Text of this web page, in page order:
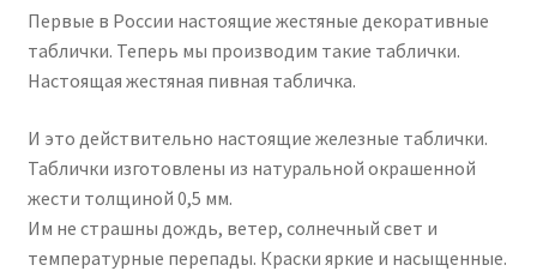
Первые в России настоящие жестяные декоративные
таблички. Теперь мы производим такие таблички.
Настоящая жестяная пивная табличка.
И это действительно настоящие железные таблички.
Таблички изготовлены из натуральной окрашенной
жести толщиной 0,5 мм.
Им не страшны дождь, ветер, солнечный свет и
температурные перепады. Краски яркие и насыщенные.